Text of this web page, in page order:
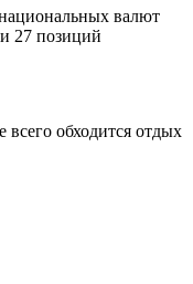
валют
27 позиций
обходится отдых